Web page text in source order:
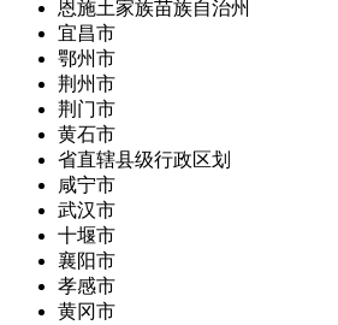
恩施土家族苗族自治州
宜昌市
鄂州市
荆州市
荆门市
黄石市
省直辖县级行政区划
咸宁市
武汉市
十堰市
襄阳市
孝感市
黄冈市